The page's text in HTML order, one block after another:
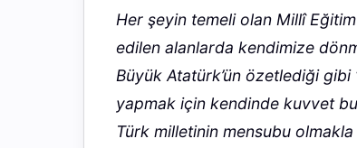
Her şeyin temeli olan Millî
edilen alanlarda kendimize
Büyük Atatürk’ün özetlediği gibi
yapmak için kendinde kuvvet
Türk milletinin mensubu